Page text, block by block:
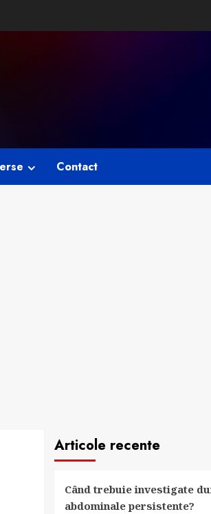
Contact
Articole recente
Când trebuie investigate
abdominale persistente?